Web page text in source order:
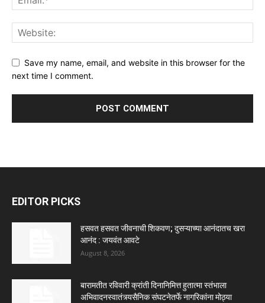
Save my name, email, and website in this browser for the
next time I comment.
EDITOR PICKS
हसवत हसवत जीवनाची शिकवण; दुसऱ्याच्या आनंदातच खरा
आनंद : जयवंत आवटे
August 8, 2026
बारामतीत रविवारी क्रांती दिनानिमित्त हुतात्मा स्तंभाला
अभिवादनस्वातंत्र्यसैनिक संघटनेतर्फे नागरिकांना मोठ्या